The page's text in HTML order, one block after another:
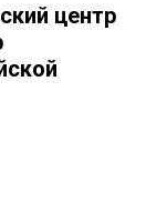
центр